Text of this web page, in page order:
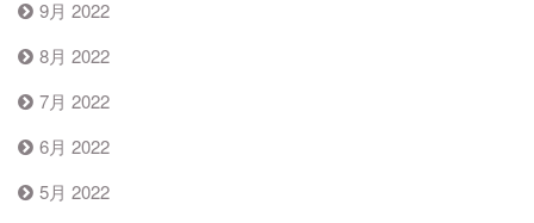
9月 2022
8月 2022
7月 2022
6月 2022
5月 2022